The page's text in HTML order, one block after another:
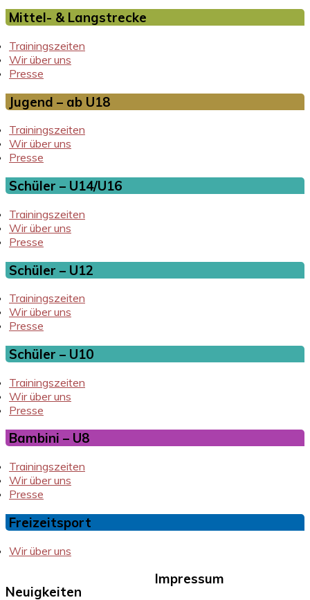
Mittel- & Langstrecke
Trainingszeiten
Wir über uns
Presse
Jugend – ab U18
Trainingszeiten
Wir über uns
Presse
Schüler – U14/U16
Trainingszeiten
Wir über uns
Presse
Schüler – U12
Trainingszeiten
Wir über uns
Presse
Schüler – U10
Trainingszeiten
Wir über uns
Presse
Bambini – U8
Trainingszeiten
Wir über uns
Presse
Freizeitsport
Wir über uns
Neuigkeiten
Impressum